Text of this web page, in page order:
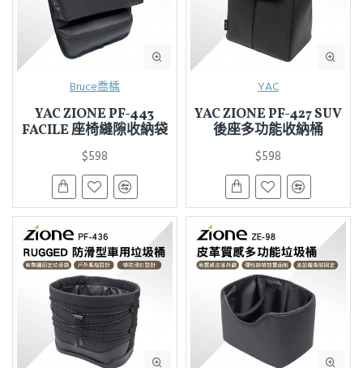
Bruce喬楀
YAC ZIONE PF-443
FACILE 座椅縫隙收納袋
$598
YAC
YAC ZIONE PF-427 SUV
後座多功能收納桶
$598